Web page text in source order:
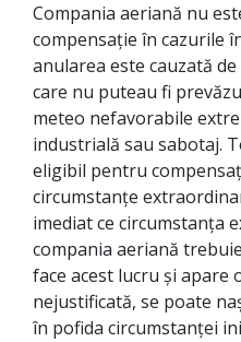
Compania aeriană nu
compensație în cazurile
anularea este cauzată
care nu puteau fi
meteo nefavorabile
industrială sau sabotaj.
eligibil pentru
circumstanțe
imediat ce circumstanța
compania aeriană
face acest lucru și
nejustificată, se poate
în pofida circumstanței